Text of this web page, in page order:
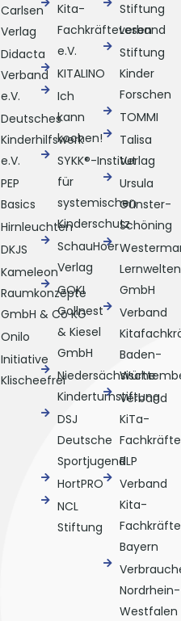
Carlsen
Verlag
Didacta
Verband
e.V.
Deutsches
Kinderhilfswerk
e.V.
PEP
Basics
Hirnleuchten
DKJS
Kameleon
Raumkonzepte
GmbH & Co KG
Onilo
Initiative
Klischeefrei
Kita-
Fachkräfteverband
e.V.
KITALINO
Ich
kann
kochen!
SYKK®-Institut
für
systemischen
Kinderschutz
SchauHoer
Verlag
GOKI
Gollnest
& Kiesel
GmbH
Niedersächsische
Kinderturnstiftung
DSJ
Deutsche
Sportjugend
HortPRO
NCL
Stiftung
Stiftung
Lesen
Stiftung
Kinder
Forschen
TOMMI
Talisa
Verlag
Ursula
Günster-
Schöning
Lernwelten
GmbH
Verband
Baden-
Verband
KiTa-
Fachkräfte
RLP
Verband
Kita-
Fachkräfte
Bayern
Nordrhein-
Westfalen